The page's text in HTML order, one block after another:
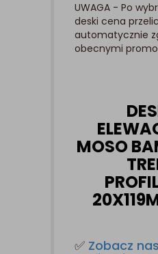
UWAGA - Po
deski cena
automatycznie
obecnymi
MOSO
✅ Zobacz